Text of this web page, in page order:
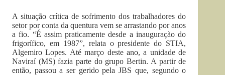
A situação crítica de sofrimento dos trabalhadores do
setor por conta da quentura vem se arrastando por anos
a fio. “É assim praticamente desde a inauguração do
frigorífico, em 1987”, relata o presidente do STIA,
Algemiro Lopes. Até março deste ano, a unidade de
Naviraí (MS) fazia parte do grupo Bertin. A partir de
então, passou a ser gerido pela JBS que, segundo o